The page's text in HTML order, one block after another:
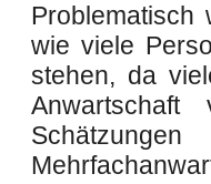
wie viele
stehen, da